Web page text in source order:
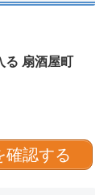
る 扇酒屋町
確認する